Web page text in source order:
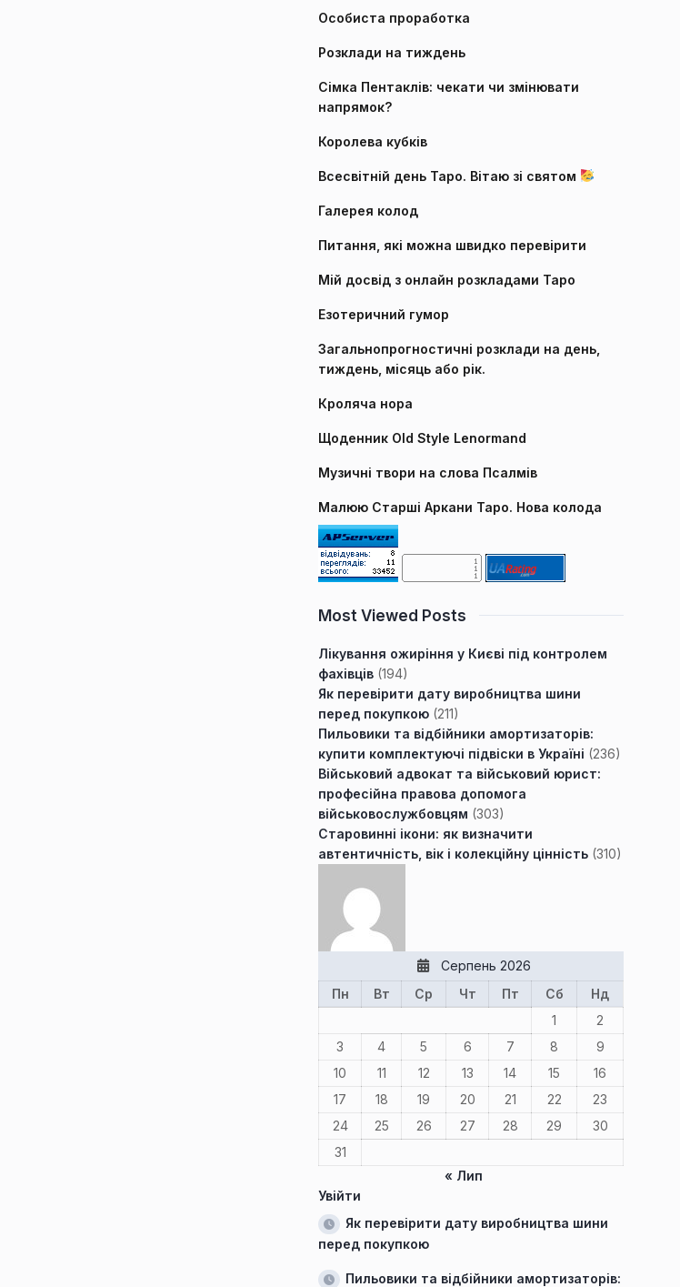
Особиста проработка
Розклади на тиждень
Сімка Пентаклів: чекати чи змінювати
напрямок?
Королева кубків
Всесвітній день Таро. Вітаю зі святом
Галерея колод
Питання, які можна швидко перевірити
Мій досвід з онлайн розкладами Таро
Езотеричний гумор
Загальнопрогностичні розклади на день,
тиждень, місяць або рік.
Кроляча нора
Щоденник Old Style Lenormand
Музичні твори на слова Псалмів
Малюю Старші Аркани Таро. Нова колода
Most Viewed Posts
Лікування ожиріння у Києві під контролем
фахівців (194)
Як перевірити дату виробництва шини
перед покупкою (211)
Пильовики та відбійники амортизаторів:
купити комплектуючі підвіски в Україні (236)
Військовий адвокат та військовий юрист:
професійна правова допомога
військовослужбовцям (303)
Старовинні ікони: як визначити
автентичність, вік і колекційну цінність (310)
Серпень 2026
Пн
Вт Ср Чт Пт Сб
Нд
1
2
3
4 5 6 7 8
9
10
11 12 13 14 15
16
17
18 19 20 21 22
23
24
25 26 27 28 29
30
31
« Лип
Увійти
Як перевірити дату виробництва шини
перед покупкою
Пильовики та відбійники амортизаторів: